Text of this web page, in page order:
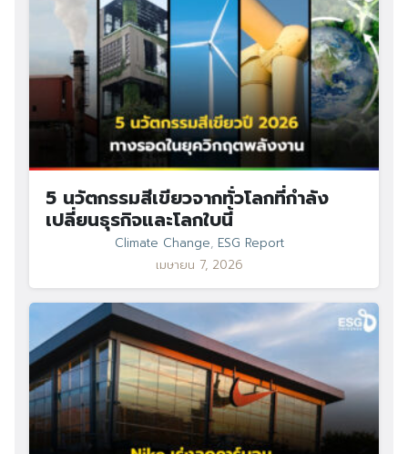
5 นวัตกรรมสีเขียวจากทั่วโลกที่กำลัง
เปลี่ยนธุรกิจและโลกใบนี้
Climate Change, ESG Report
เมษายน 7, 2026